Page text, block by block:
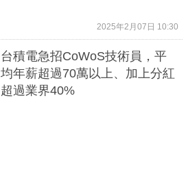
2025年2月07日 10:30
台積電急招CoWoS技術員，平
均年薪超過70萬以上、加上分紅
超過業界40%